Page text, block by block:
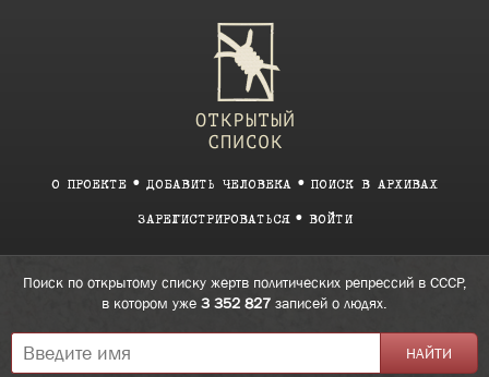
О ПРОЕКТЕ ДОБАВИТЬ ЧЕЛОВЕКА ПОИСК В АРХИВАХ
ЗАРЕГИСТРИРОВАТЬСЯ ВОЙТИ
Поиск по открытому списку жертв политических репрессий в СССР,
в котором уже 3 352 827 записей о людях.